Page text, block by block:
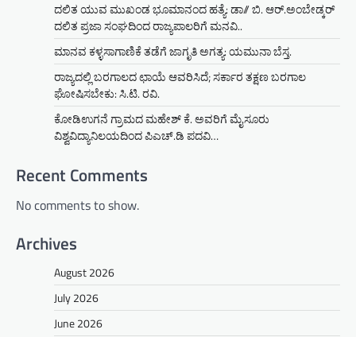
ದಲಿತ ಯುವ ಮುಖಂಡ ಭೂಮಾನಂದ ಹತ್ಯೆ: ಡಾ// ಬಿ. ಆರ್.ಅಂಬೇಡ್ಕರ್
ದಲಿತ ಪ್ರಜಾ ಸಂಘದಿಂದ ರಾಜ್ಯಪಾಲರಿಗೆ ಮನವಿ..
ಮಾನವ ಕಳ್ಳಸಾಗಾಣಿಕೆ ತಡೆಗೆ ಜಾಗೃತಿ ಅಗತ್ಯ: ಯಮುನಾ ಬೆಸ್ತ.
ರಾಜ್ಯದಲ್ಲಿ ಬರಗಾಲದ ಛಾಯೆ ಆವರಿಸಿದೆ; ಸರ್ಕಾರ ತಕ್ಷಣ ಬರಗಾಲ
ಘೋಷಿಸಬೇಕು: ಸಿ.ಟಿ. ರವಿ.
ಕೋಡಿಉಗನೆ ಗ್ರಾಮದ ಮಹೇಶ್ ಕೆ. ಅವರಿಗೆ ಮೈಸೂರು
ವಿಶ್ವವಿದ್ಯಾನಿಲಯದಿಂದ ಪಿಎಚ್.ಡಿ ಪದವಿ…
Recent Comments
No comments to show.
Archives
August 2026
July 2026
June 2026